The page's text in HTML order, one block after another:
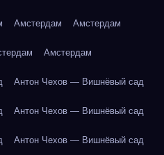
Амстердам Амстердам
Амстердам
Антон Чехов — Вишнёвый сад
Антон Чехов — Вишнёвый сад
Антон Чехов — Вишнёвый сад